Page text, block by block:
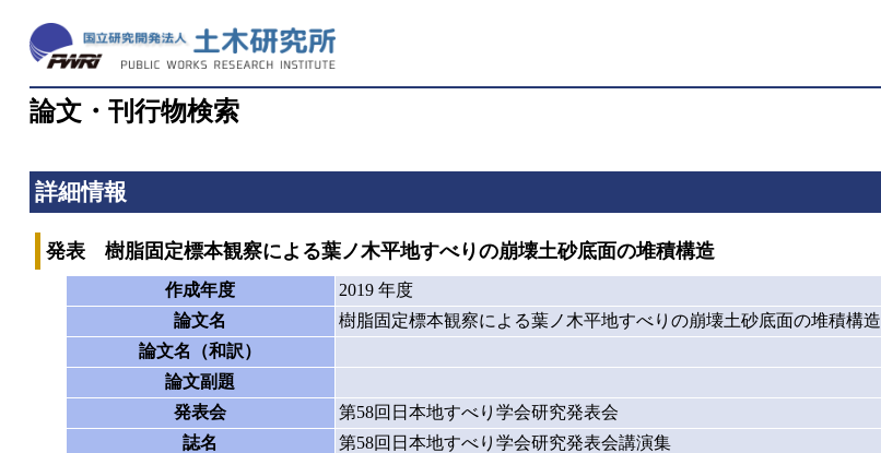
論文・刊行物検索
詳細情報
発表 樹脂固定標本観察による葉ノ木平地すべりの崩壊土砂底面の堆積構造
作成年度
2019 年度
論文名
樹脂固定標本観察による葉ノ木平地すべりの崩壊土砂底面の堆積構造
論文名（和訳）
論文副題
発表会
第58回日本地すべり学会研究発表会
誌名
第58回日本地すべり学会研究発表会講演集